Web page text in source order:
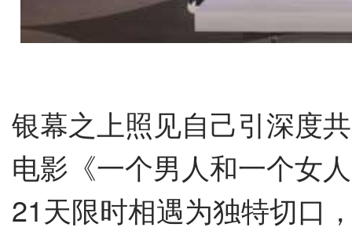
银幕之上照见自己引深度
电影《一个男人和一个女
21天限时相遇为独特切口